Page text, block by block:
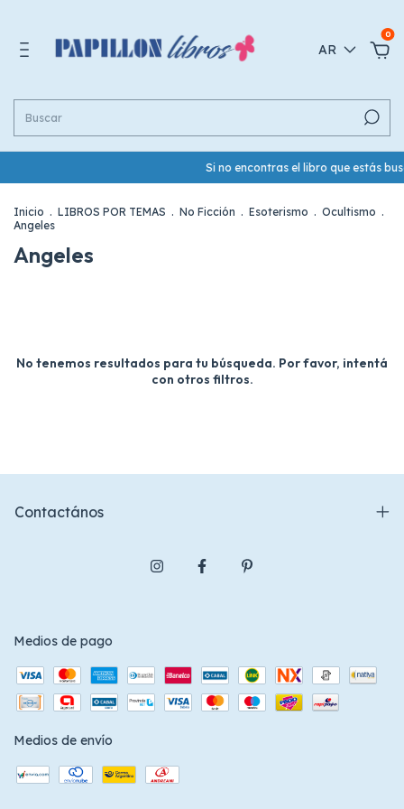
AR
0
Si no encontras el libro que estás
Inicio . LIBROS POR TEMAS . No Ficción . Esoterismo . Ocultismo .
Angeles
Angeles
No tenemos resultados para tu búsqueda. Por favor, intentá
con otros filtros.
Contactános
Medios de pago
Medios de envío